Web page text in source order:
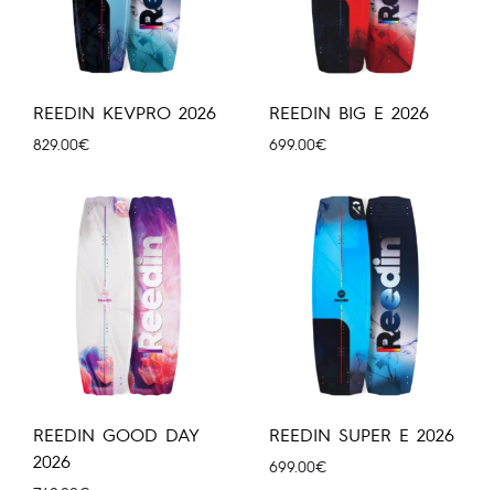
REEDIN KEVPRO 2026
829.00€
REEDIN BIG E 2026
699.00€
REEDIN GOOD DAY
2026
REEDIN SUPER E 2026
699.00€